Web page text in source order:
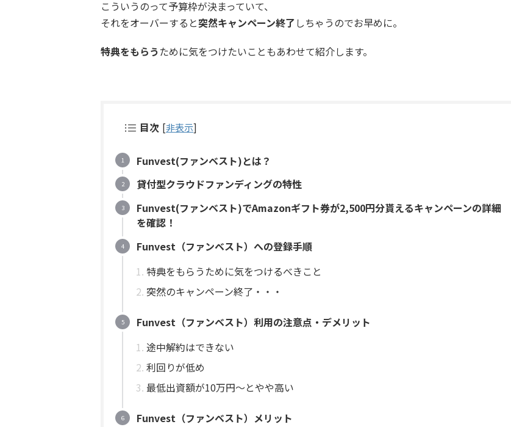
こういうのって予算枠が決まっていて、
それをオーバーすると突然キャンペーン終了しちゃうのでお早めに。
特典をもらう ために気をつけたいこともあわせて紹介します。
目次 [非表示]
Funvest(ファンベスト)とは？
貸付型クラウドファンディングの特性
Funvest(ファンベスト)でAmazonギフト券が2,500円分貰えるキャンペーンの詳細
を確認！
Funvest（ファンベスト）への登録手順
特典をもらうために気をつけるべきこと
突然のキャンペーン終了・・・
Funvest（ファンベスト）利用の注意点・デメリット
途中解約はできない
利回りが低め
最低出資額が10万円〜とやや高い
Funvest（ファンベスト）メリット